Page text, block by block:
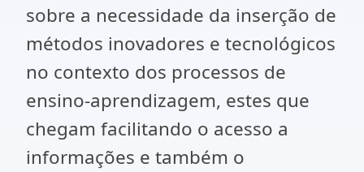
sobre a necessidade da inserção de
métodos inovadores e tecnológicos
no contexto dos processos de
ensino-aprendizagem, estes que
chegam facilitando o acesso a
informações e também o